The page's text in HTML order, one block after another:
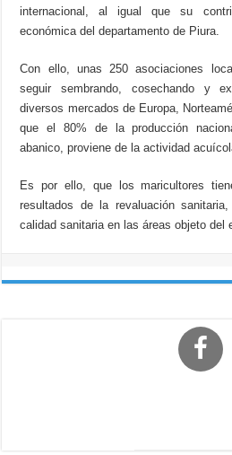
internacional, al igual que su
económica del departamento de Piura.
Con ello, unas 250 asociaciones
seguir sembrando, cosechando y
diversos mercados de Europa,
que el 80% de la producción
abanico, proviene de la actividad
Es por ello, que los maricultores
resultados de la revaluación
calidad sanitaria en las áreas objeto del